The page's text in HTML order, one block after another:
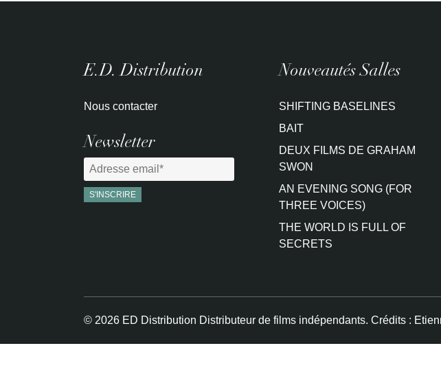
E.D. Distribution
Nous contacter
Newsletter
Nouveautés Salles
SHIFTING BASELINES
BAIT
DEUX FILMS DE GRAHAM
SWON
AN EVENING SONG (FOR
THREE VOICES)
THE WORLD IS FULL OF
SECRETS
© 2026 ED Distribution Distributeur de films indépendants. Crédits :